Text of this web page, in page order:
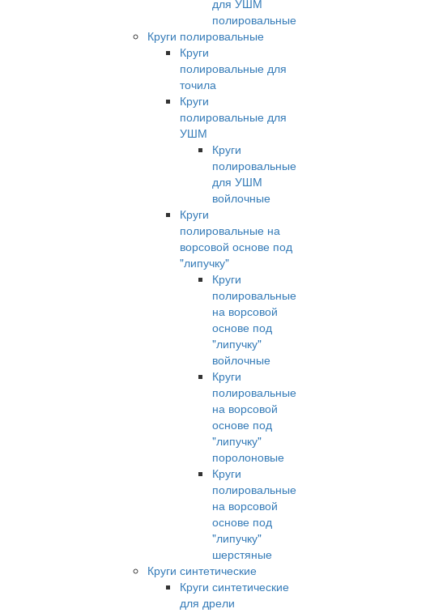
для УШМ
полировальные
Круги полировальные
Круги
полировальные для
точила
Круги
полировальные для
УШМ
Круги
полировальные
для УШМ
войлочные
Круги
полировальные на
ворсовой основе под
"липучку"
Круги
полировальные
на ворсовой
основе под
"липучку"
войлочные
Круги
полировальные
на ворсовой
основе под
"липучку"
поролоновые
Круги
полировальные
на ворсовой
основе под
"липучку"
шерстяные
Круги синтетические
Круги синтетические
для дрели